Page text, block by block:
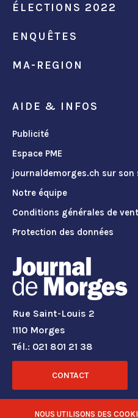
ÉLECTIONS 2022
ENQUÊTES
MA-REGION
AIDE & INFOS
Publicité
Espace PME
journaldemorges.ch sur son
Notre équipe
Conditions générales de
Protection des données
Rue Saint-Louis 2
1110 Morges
Tél.: 021 801 21 38
CONTACT
RÉSEAUX SOCIAUX
NOUS UTILISONS DES